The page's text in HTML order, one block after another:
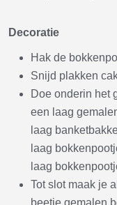
Decoratie
Hak de
Snijd plakken
Doe onderin het
een laag
laag
laag
laag
Tot slot maak je
beetje gemalen